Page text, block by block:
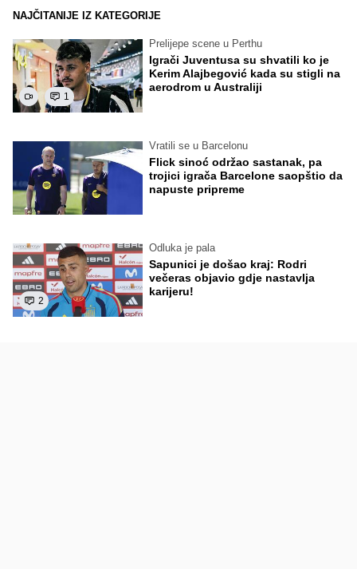
NAJČITANIJE IZ KATEGORIJE
1
Prelijepe scene u Perthu
Igrači Juventusa su shvatili ko je
Kerim Alajbegović kada su stigli na
aerodrom u Australiji
Vratili se u Barcelonu
Flick sinoć održao sastanak, pa
trojici igrača Barcelone saopštio da
napuste pripreme
2
Odluka je pala
Sapunici je došao kraj: Rodri
večeras objavio gdje nastavlja
karijeru!